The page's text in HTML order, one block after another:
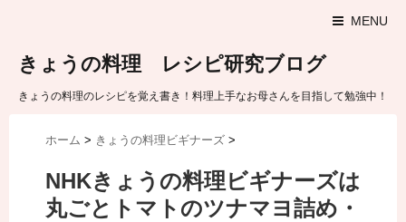
MENU
きょうの料理 レシピ研究ブログ
きょうの料理のレシピを覚え書き！料理上手なお母さんを目指して勉強中！
ホーム > きょうの料理ビギナーズ >
NHKきょうの料理ビギナーズは
丸ごとトマトのツナマヨ詰め・